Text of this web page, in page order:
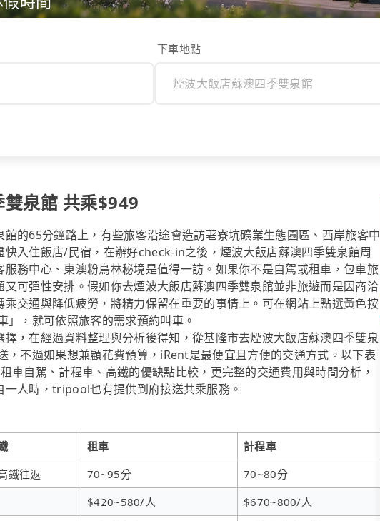
下車地點
泉館 共乘$949
的65分鐘路上，有些旅客沿途會造訪荖寮坑礦業生態園區、西岸旅客中
入住飯店/民宿，在辦好check-in之後，煙波大飯店蘇澳四季雙泉館周
務中心、東澳粉鳥林秘境是值得一訪。如果你不是自駕或租車，包車旅
可彈性安排。假如你去煙波大飯店蘇澳四季雙泉館並非旅遊而是因商洽
交通與降低疲勞，將精力保留在重要的事情上。可在網站上點選黃色按
，就可依照旅客的需求預約叫車。
，在經過資料整理與分析後得知，從基隆市去煙波大飯店蘇澳四季雙泉
不過如果想兼顧花費預算，iRent是最便宜且方便的交通方式。以下表
車自駕、計程車、高鐵的優缺點比較，更完整的交通費用與時間分析，
人時，tripool也有提供到府接送共乘服務。
租車
計程車
鐵往返 70~95分
70~80分
$420~580/人
$670~800/人